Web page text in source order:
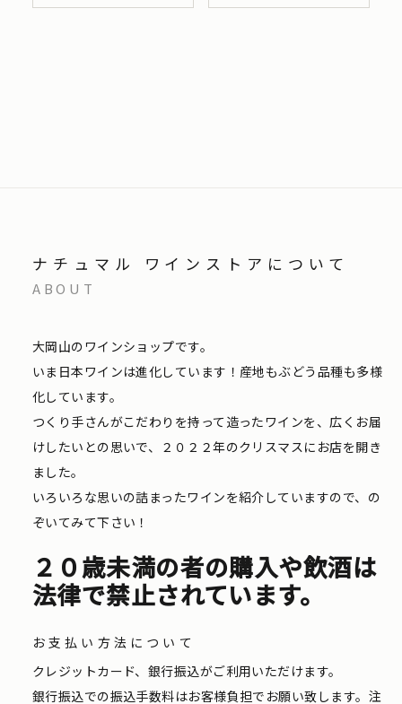
ナチュマル ワインストアについて
ABOUT
大岡山のワインショップです。
いま日本ワインは進化しています！産地もぶどう品種も多様
化しています。
つくり手さんがこだわりを持って造ったワインを、広くお届
けしたいとの思いで、２０２２年のクリスマスにお店を開き
ました。
いろいろな思いの詰まったワインを紹介していますので、の
ぞいてみて下さい！
２０歳未満の者の購入や飲酒は
法律で禁止されています。
お支払い方法について
クレジットカード、銀行振込がご利用いただけます。
銀行振込での振込手数料はお客様負担でお願い致します。注